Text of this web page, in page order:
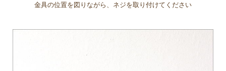
金具の位置を図りながら、ネジを取り付けてください